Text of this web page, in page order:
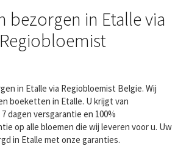
bezorgen in Etalle via
Regiobloemist
in Etalle via Regiobloemist Belgie. Wij
boeketten in Etalle. U krijgt van
dagen versgarantie en 100%
op alle bloemen die wij leveren voor u. Uw
in Etalle met onze garanties.